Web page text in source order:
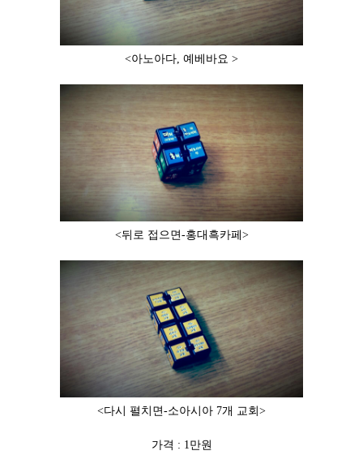
<아노아다, 예베바요 >
<뒤로 접으면-홍대흑카페>
<다시 펼치면-소아시아 7개 교회>
가격 : 1만원